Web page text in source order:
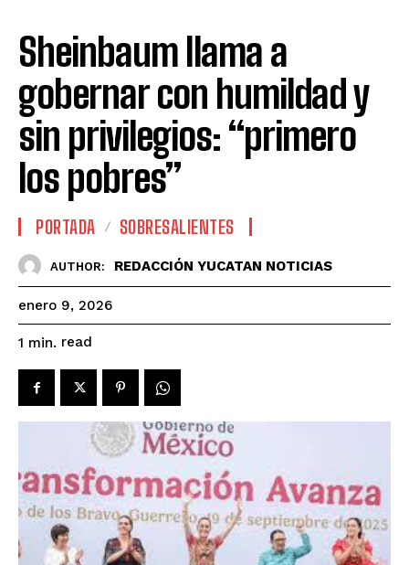
Sheinbaum llama a
gobernar con humildad y
sin privilegios: “primero
los pobres”
PORTADA SOBRESALIENTES
AUTHOR: REDACCIÓN YUCATAN NOTICIAS
enero 9, 2026
1 min. read